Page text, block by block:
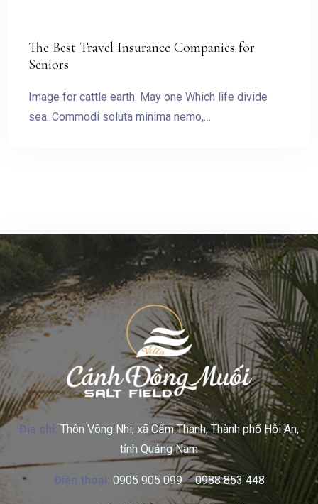
ĐẶT PHÒNG
The Best Travel Insurance Companies for
Seniors
Image for cattle earth. May one Which life divide
sea. Commodi soluta minima nemo,…
Thôn Võng Nhi, xã Cẩm Thanh, Thành phố Hội An,
tỉnh Quảng Nam
0905 905 099–0988 853 448